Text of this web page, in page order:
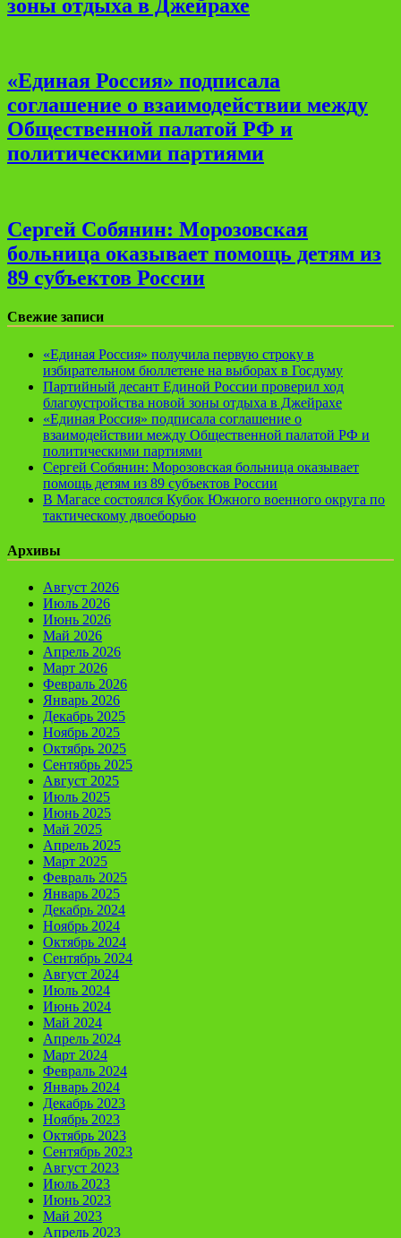
зоны отдыха в Джейрахе
«Единая Россия» подписала
соглашение о взаимодействии между
Общественной палатой РФ и
политическими партиями
Сергей Собянин: Морозовская
больница оказывает помощь детям из
89 субъектов России
Свежие записи
«Единая Россия» получила первую строку в
избирательном бюллетене на выборах в Госдуму
Партийный десант Единой России проверил ход
благоустройства новой зоны отдыха в Джейрахе
«Единая Россия» подписала соглашение о
взаимодействии между Общественной палатой РФ и
политическими партиями
Сергей Собянин: Морозовская больница оказывает
помощь детям из 89 субъектов России
В Магасе состоялся Кубок Южного военного округа по
тактическому двоеборью
Архивы
Август 2026
Июль 2026
Июнь 2026
Май 2026
Апрель 2026
Март 2026
Февраль 2026
Январь 2026
Декабрь 2025
Ноябрь 2025
Октябрь 2025
Сентябрь 2025
Август 2025
Июль 2025
Июнь 2025
Май 2025
Апрель 2025
Март 2025
Февраль 2025
Январь 2025
Декабрь 2024
Ноябрь 2024
Октябрь 2024
Сентябрь 2024
Август 2024
Июль 2024
Июнь 2024
Май 2024
Апрель 2024
Март 2024
Февраль 2024
Январь 2024
Декабрь 2023
Ноябрь 2023
Октябрь 2023
Сентябрь 2023
Август 2023
Июль 2023
Июнь 2023
Май 2023
Апрель 2023